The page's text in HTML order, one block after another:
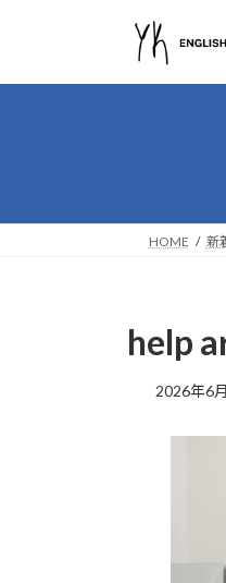
ン
ッ
ー
移
HOME 新
help
2026年6